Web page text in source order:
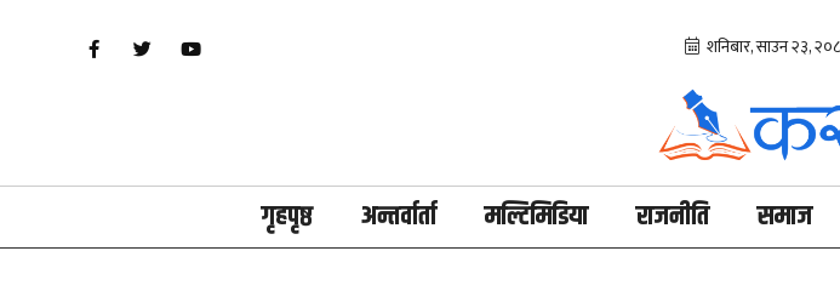
गृहपृष्ठ अन्तर्वार्ता मल्टिमिडिया राजनीति समाज